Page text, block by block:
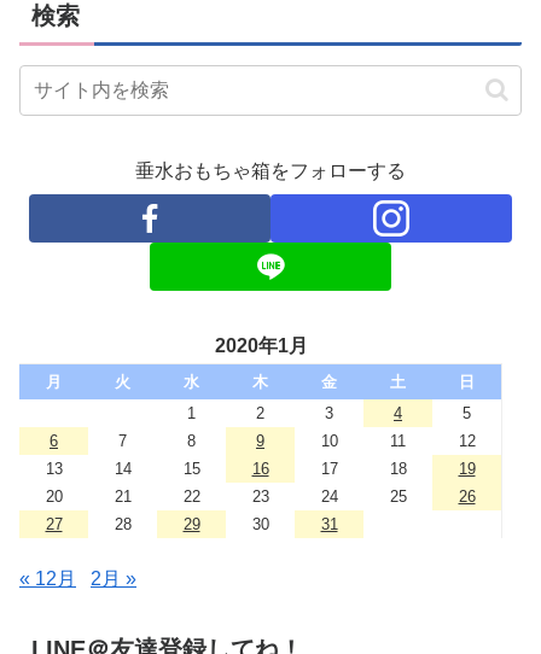
検索
垂水おもちゃ箱をフォローする
2020年1月
月 火 水 木 金 土
日
1
2 3 4
5
6
7 8 9 10 11
12
13
14 15 16 17 18
19
20
21 22 23 24 25
26
27
28 29 30 31
« 12月 2月 »